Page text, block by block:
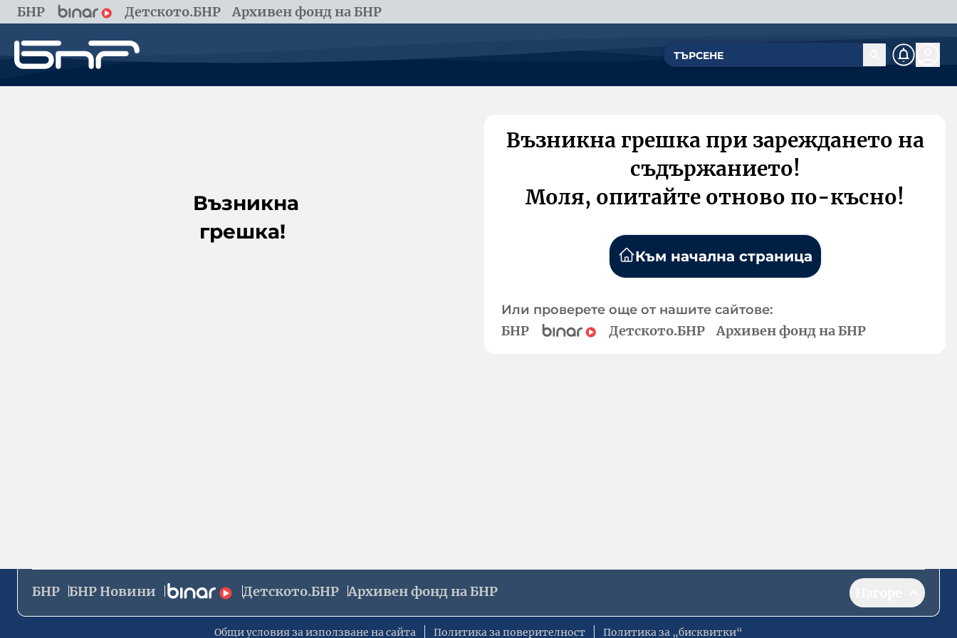
БНР Детското.БНР Архивен фонд на БНР
Възникна
грешка!
Възникна грешка при зареждането на
съдържанието!
Моля, опитайте отново по-късно!
Към начална страница
Или проверете още от нашите сайтове:
БНР Детското.БНР Архивен фонд на БНР
БНР БНР Новини Детското.БНР Архивен фонд на БНР
Общи условия за използване на сайта Политика за поверителност Политика за „бисквитки“